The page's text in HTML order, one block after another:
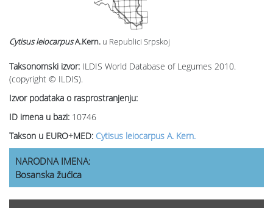
Taksonomski izvor: ILDIS World Database of Legumes 2010.
(copyright © ILDIS).
Izvor podataka o rasprostranjenju:
ID imena u bazi: 10746
Takson u EURO+MED: Cytisus leiocarpus A. Kern.
Cytisus leiocarpusA.Kern. u Republici Srpskoj
NARODNA IMENA:
Bosanska žućica